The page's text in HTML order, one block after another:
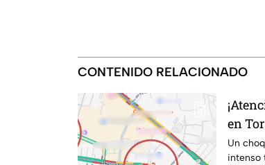
CONTENIDO RELACIONADO
en
Un
intenso